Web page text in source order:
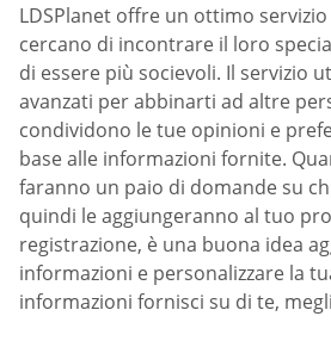
LDSPlanet offre un ottimo
cercano di incontrare il loro
di essere più socievoli. Il servizio
avanzati per abbinarti ad altre
condividono le tue opinioni e
base alle informazioni fornite.
faranno un paio di domande su
quindi le aggiungeranno al tuo
registrazione, è una buona idea
informazioni e personalizzare la
informazioni fornisci su di te,